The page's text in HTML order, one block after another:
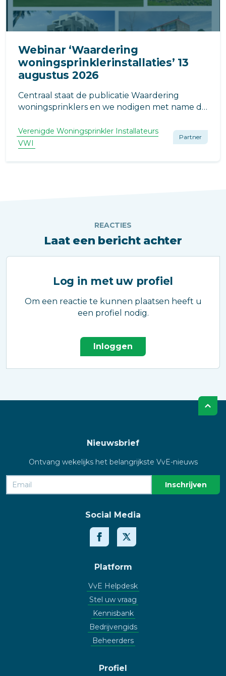
Webinar ‘Waardering
woningsprinklerinstallaties’ 13
augustus 2026
Centraal staat de publicatie Waardering
woningsprinklers en we nodigen met name de
uit voor deelname aan dit gratis webinar.
Verenigde Woningsprinkler Installateurs
VWI
Partner
REACTIES
Laat een bericht achter
Log in met uw profiel
Om een reactie te kunnen plaatsen heeft u
een profiel nodig.
Inloggen
Nieuwsbrief
Ontvang wekelijks het belangrijkste VvE-nieuws
Social Media
Platform
VvE Helpdesk
Stel uw vraag
Kennisbank
Bedrijvengids
Beheerders
Profiel